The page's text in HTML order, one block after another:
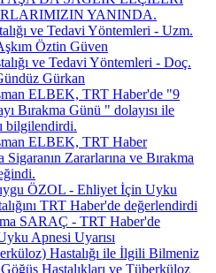
YANINDA.
ve Tedavi Yöntemleri - Uzm.
Öztin Güven
ve Tedavi Yöntemleri - Doç.
Gürkan
ELBEK, TRT Haber'de "9
Bırakma Günü " dolayısı ile
bilgilendirdi.
ELBEK, TRT Haber
Sigaranın Zararlarına ve Bırakma
ÖZOL - Ehliyet İçin Uyku
TRT Haber'de değerlendirdi
SARAÇ - TRT Haber'de
Apnesi Uyarısı
Hastalığı ile İlgili Bilmeniz
Hastalıkları ve Tüberküloz